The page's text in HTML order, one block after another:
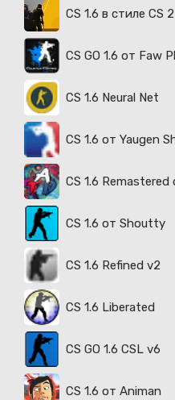
CS 1.6 в стиле CS 2
CS GO 1.6 от Faw
CS 1.6 Neural Net
CS 1.6 от Yaugen
CS 1.6
CS 1.6 от Shoutty
CS 1.6 Refined v2
CS 1.6 Liberated
CS GO 1.6 CSL v6
CS 1.6 от Animan